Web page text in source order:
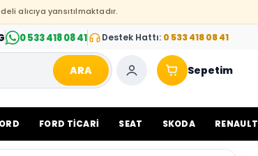
alıcıya yansıtılmaktadır.
0 533 418 08 41 Destek Hattı: 0 533 418 08 41
ARA Sepetim
FORD TİCARİ SEAT SKODA RENAULT